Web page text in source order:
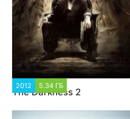
2012 5.34 ГБ
The Darkness 2